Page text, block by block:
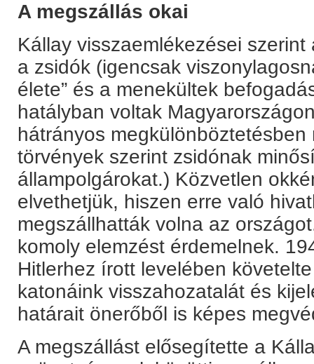
A megszállás okai
Kállay visszaemlékezései
a zsidók (igencsak
élete” és a menekültek
hatályban voltak
hátrányos
törvények szerint zsidónak
állampolgárokat.) Közvetlen
elvethetjük, hiszen erre való
megszállhatták volna az
komoly elemzést érdemelnek.
Hitlerhez írott levelében
katonáink visszahozatalát és
határait önerőből is képes
A megszállást elősegítette a